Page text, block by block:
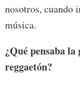
nosotros, cuando
música.
¿Qué pensaba
reggaetón?